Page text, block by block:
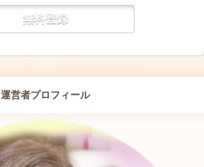
運営者プロフィール